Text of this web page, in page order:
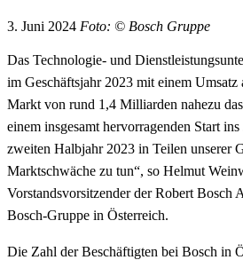
3. Juni 2024 Foto: © Bosch Gruppe
Das Technologie- und
im Geschäftsjahr 2023 mit einem Umsatz
Markt von rund 1,4 Milliarden nahezu
einem insgesamt hervorragenden Start
zweiten Halbjahr 2023 in Teilen unserer
Marktschwäche zu tun“, so Helmut
Vorstandsvorsitzender der Robert Bosch
Bosch-Gruppe in Österreich.
Die Zahl der Beschäftigten bei Bosch in